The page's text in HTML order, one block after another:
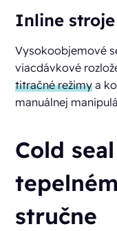
Inline stroje
Vysokoobjemové
viacdávkové
titračné režimy a
manuálnej
Cold
stručne